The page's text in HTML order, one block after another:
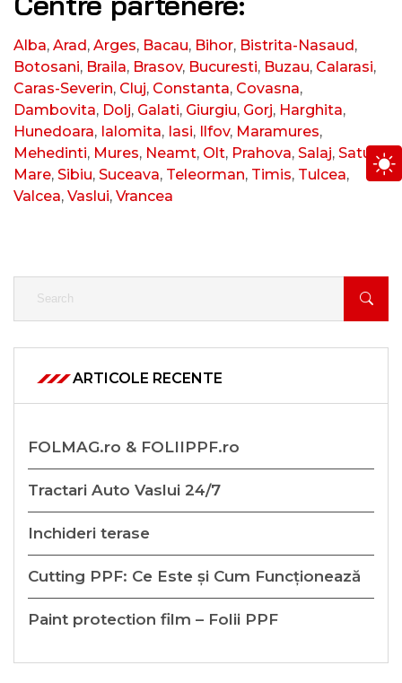
Alba, Arad, Arges, Bacau, Bihor, Bistrita-Nasaud,
Botosani, Braila, Brasov, Bucuresti, Buzau, Calarasi,
Caras-Severin, Cluj, Constanta, Covasna,
Dambovita, Dolj, Galati, Giurgiu, Gorj, Harghita,
Hunedoara, Ialomita, Iasi, Ilfov, Maramures,
Mehedinti, Mures, Neamt, Olt, Prahova, Salaj, Satu
Mare, Sibiu, Suceava, Teleorman, Timis, Tulcea,
Valcea, Vaslui, Vrancea
ARTICOLE RECENTE
FOLMAG.ro & FOLIIPPF.ro
Tractari Auto Vaslui 24/7
Inchideri terase
Cutting PPF: Ce Este și Cum Funcționează
Paint protection film – Folii PPF